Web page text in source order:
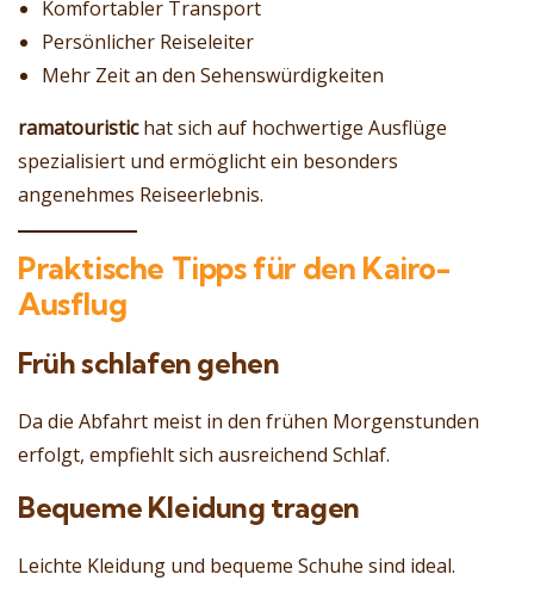
Komfortabler Transport
Persönlicher Reiseleiter
Mehr Zeit an den Sehenswürdigkeiten
ramatouristichat sich auf hochwertige Ausflüge
spezialisiert und ermöglicht ein besonders
angenehmes Reiseerlebnis.
Praktische Tipps für den Kairo-
Ausflug
Früh schlafen gehen
Da die Abfahrt meist in den frühen Morgenstunden
erfolgt, empfiehlt sich ausreichend Schlaf.
Bequeme Kleidung tragen
Leichte Kleidung und bequeme Schuhe sind ideal.